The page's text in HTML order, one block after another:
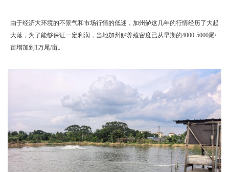
由于经济大环境的不景气和市场行情的低迷，加州鲈这几年的行情经历了大起
大落，为了能够保证一定利润，当地加州鲈养殖密度已从早期的4000-5000尾/
亩增加到1万尾/亩。